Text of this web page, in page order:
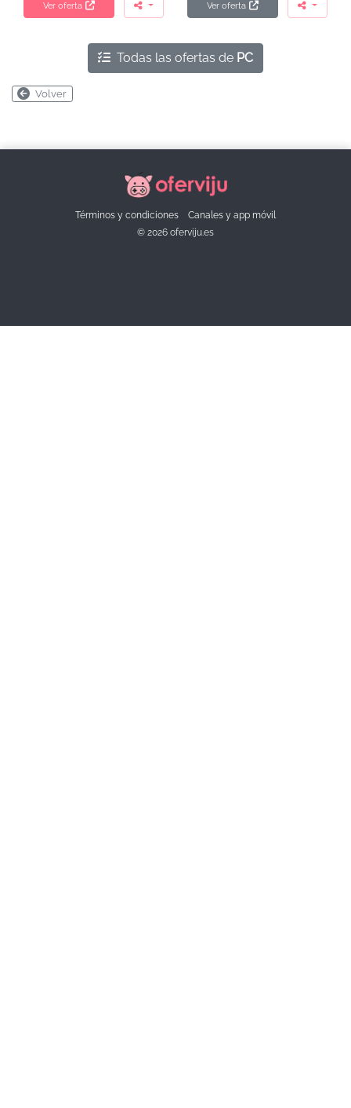
Ver oferta Ver oferta
Todas las ofertas de PC
Volver
Términos y condiciones
Canales y app móvil
© 2026 oferviju.es